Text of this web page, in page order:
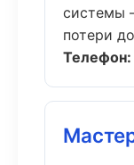
системы
потери
Телефон: